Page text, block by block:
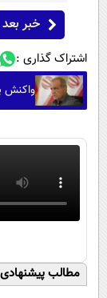
خبر بعد
اشتراک گذاری :
واکنش
مطالب پیشنهادی